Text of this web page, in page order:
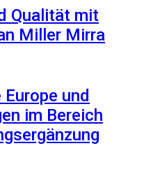
Qualität mit
Miller Mirra
Europe und
im Bereich